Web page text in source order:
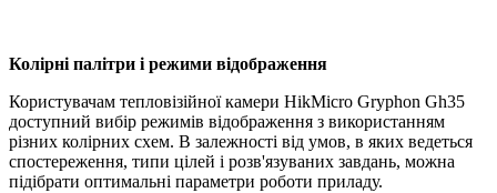
Колірні палітри і режими відображення
Користувачам тепловізійної камери HikMicro Gryphon Gh35
доступний вибір режимів відображення з використанням
різних колірних схем. В залежності від умов, в яких ведеться
спостереження, типи цілей і розв'язуваних завдань, можна
підібрати оптимальні параметри роботи приладу.